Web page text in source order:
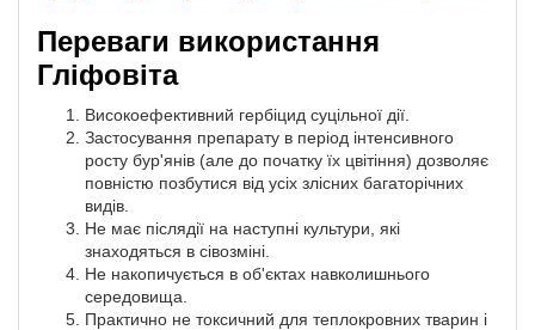
Переваги використання
Гліфовіта
Високоефективний гербіцид суцільної дії.
Застосування препарату в період інтенсивного
росту бур'янів (але до початку їх цвітіння) дозволяє
повністю позбутися від усіх злісних багаторічних
видів.
Не має післядії на наступні культури, які
знаходяться в сівозміні.
Не накопичується в об'єктах навколишнього
середовища.
Практично не токсичний для теплокровних тварин і